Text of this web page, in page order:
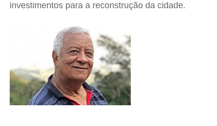
investimentos para a reconstrução da cidade.